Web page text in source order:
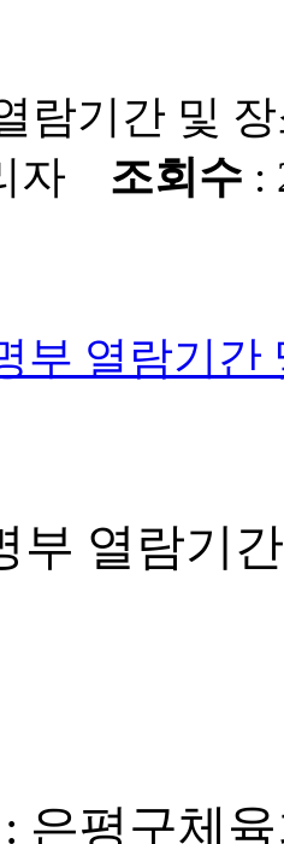
람기간 및
자 조회수 :
부 열람기
부 열람기
은평구체